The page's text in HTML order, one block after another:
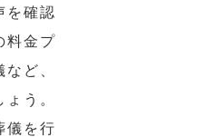
を確認
料金プ
ど、
う。
儀を行